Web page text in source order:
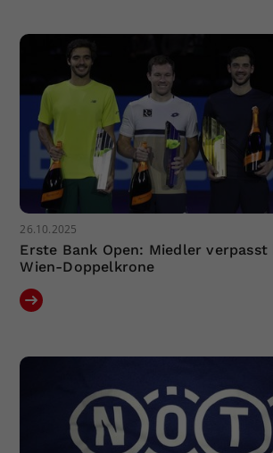
26.10.2025
Erste Bank Open: Miedler
Wien-Doppelkrone
Zweck
zufällig generierte ID,
historische
vorgenommen
Webseiten-Betreiber
hat.